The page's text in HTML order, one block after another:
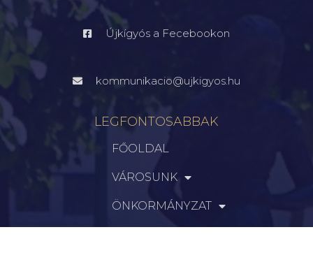
Újkígyós a Fecebookon
kommunikacio@ujkigyos.hu
LEGFONTOSABBAK
FŐOLDAL
VÁROSUNK
ÖNKORMÁNYZAT